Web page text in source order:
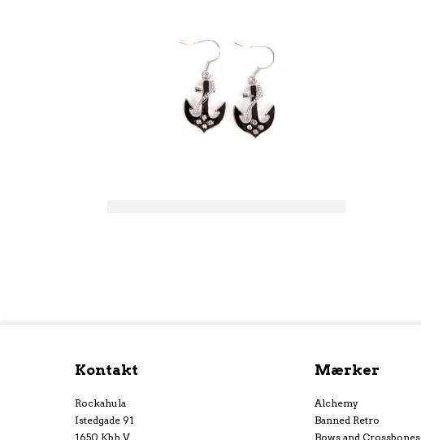
Kontakt
Rockahula
Istedgade 91
1650 Kbh V
Mærker
Alchemy
Banned Retro
Bows and Crossbones